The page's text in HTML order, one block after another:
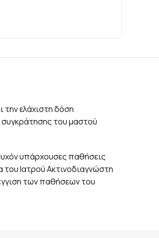
την ελάχιστη δόση
συγκράτησης του μαστού
υπάρχουσες παθήσεις
Ιατρού Ακτινοδιαγνώστη
των παθήσεων του